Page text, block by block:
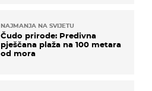
NAJMANJA NA SVIJETU
Čudo prirode: Predivna
pješčana plaža na 100 metara
od mora